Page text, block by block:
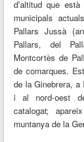
d’altitud que
municipals
Pallars Jussà
Pallars, del
Montcortès de
de comarques.
de la Ginebrera, a
i al nord-oest
catalogat;
muntanya de la